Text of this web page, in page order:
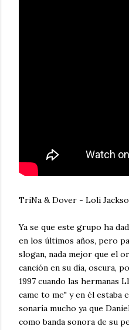
TriNa & Dover - Loli
Ya se que este grupo ha
en los últimos años, pero
slogan, nada mejor que el
canción en su día, oscura,
1997 cuando las hermanas
came to me" y en él estaba
sonaría mucho ya que
como banda sonora de su